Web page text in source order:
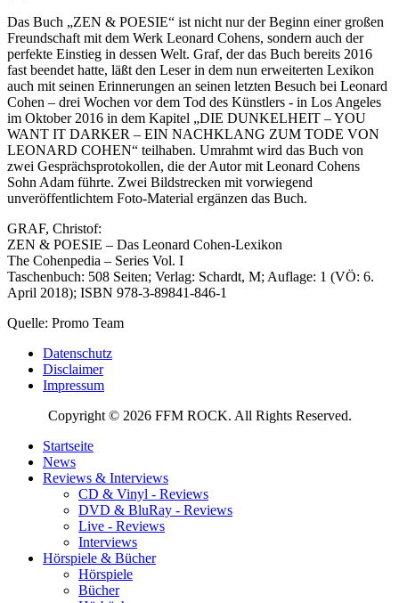
Das Buch „ZEN & POESIE“ ist nicht nur der Beginn einer großen
Freundschaft mit dem Werk Leonard Cohens, sondern auch der
perfekte Einstieg in dessen Welt. Graf, der das Buch bereits 2016
fast beendet hatte, läßt den Leser in dem nun erweiterten Lexikon
auch mit seinen Erinnerungen an seinen letzten Besuch bei Leonard
Cohen – drei Wochen vor dem Tod des Künstlers - in Los Angeles
im Oktober 2016 in dem Kapitel „DIE DUNKELHEIT – YOU
WANT IT DARKER – EIN NACHKLANG ZUM TODE VON
LEONARD COHEN“ teilhaben. Umrahmt wird das Buch von
zwei Gesprächsprotokollen, die der Autor mit Leonard Cohens
Sohn Adam führte. Zwei Bildstrecken mit vorwiegend
unveröffentlichtem Foto-Material ergänzen das Buch.
GRAF, Christof:
ZEN & POESIE – Das Leonard Cohen-Lexikon
The Cohenpedia – Series Vol. I
Taschenbuch: 508 Seiten; Verlag: Schardt, M; Auflage: 1 (VÖ: 6.
April 2018); ISBN 978-3-89841-846-1
Quelle: Promo Team
Datenschutz
Disclaimer
Impressum
Copyright © 2026 FFM ROCK. All Rights Reserved.
Startseite
News
Reviews & Interviews
CD & Vinyl - Reviews
DVD & BluRay - Reviews
Live - Reviews
Interviews
Hörspiele & Bücher
Hörspiele
Bücher